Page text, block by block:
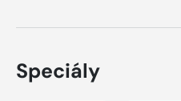
Speciály